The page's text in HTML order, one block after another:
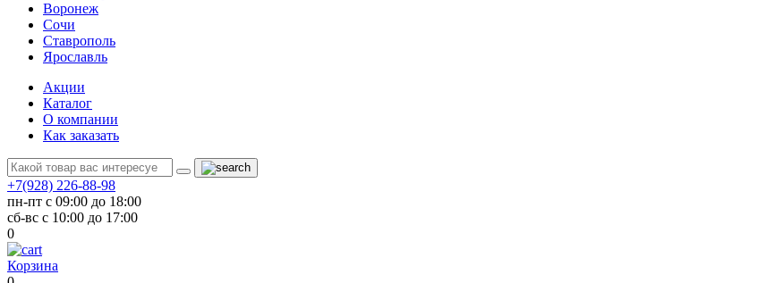
Воронеж
Сочи
Ставрополь
Ярославль
Акции
Каталог
О компании
Как заказать
+7(928) 226-88-98
пн-пт с 09:00 до 18:00
сб-вс с 10:00 до 17:00
0
Корзина